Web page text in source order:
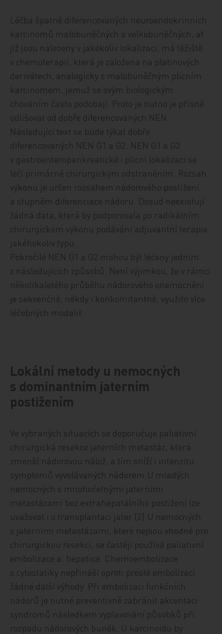
Léčba špatně diferencovaných neuroendokrinních
karcinomů malobuněčných a velkobuněčných, ať
již jsou nalezeny v jakékoliv lokalizaci, má těžiště
v chemoterapii, která je založena na platinových
derivátech, analogicky s malobuněčným plicním
karcinomem, jemuž se svým biologickým
chováním často podobají. Proto je nutno je přísně
odlišovat od dobře diferencovaných NEN.
Následující text se bude týkat dobře
diferencovaných NEN G1 a G2. NEN G1 a G2
v gastroenteropankreatické i plicní lokalizaci se
léčí primárně chirurgickým odstraněním. Rozsah
výkonu je určen rozsahem nádorového postižení
a stupněm diferenciace nádoru. Dosud neexistují
žádná data, která by podporovala po radikálním
chirurgickém výkonu podávání adjuvantní terapie
jakéhokoliv typu.
Pokročilé NEN G1 a G2 mohou být léčeny jedním
z následujících způsobů. Není výjimkou, že v rámci
několikaletého průběhu nádorového onemocnění
je sekvenčně, někdy i konkomitantně, využito více
léčebných modalit.
Lokální metody u nemocných
s dominantním jaterním
postižením
Ve vybraných situacích se doporučuje paliativní
chirurgická resekce jaterních metastáz, která
zmenší nádorovou nálož, a tím sníží i intenzitu
symptomů vyvolávaných nádorem.U mladých
nemocných s mnohočetnými jaterními
metastázami bez extrahepatálního postižení lze
uvažovat i o transplantaci jater [2].U nemocných
s jaterními metastázami, které nejsou vhodné pro
chirurgickou resekci, se častěji používá paliativní
embolizace a. hepatica. Chemoembolizace
s cytostatiky nepřináší oproti prosté embolizaci
žádné další výhody. Při embolizaci funkčních
nádorů je nutné preventivně zabránit akcentaci
syndromů následkem vyplavování působků při
rozpadu nádorových buněk. U karcinoidu by